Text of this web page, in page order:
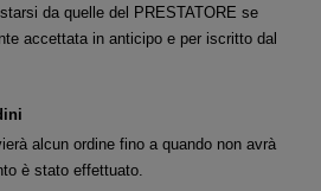
da quelle del PRESTATORE se
accettata in anticipo e per iscritto dal
alcun ordine fino a quando non avrà
è stato effettuato.